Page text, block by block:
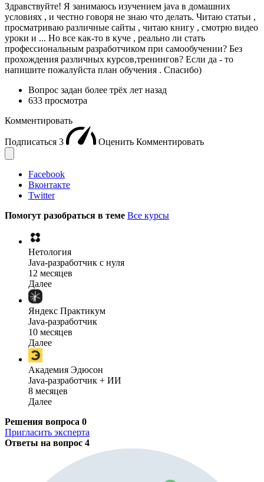
Здравствуйте! Я занимаюсь изучением java в домашних
условиях , и честно говоря не знаю что делать. Читаю статьи ,
просматриваю различные сайты , читаю книгу , смотрю видео
уроки и ... Но все как-то в куче , реально ли стать
профессиональным разработчиком при самообучении? Без
прохождения различных курсов,тренингов? Если да - то
напишите пожалуйста план обучения . Спасибо)
Вопрос задан более трёх лет назад
633 просмотра
Комментировать
Подписаться 3 Оценить Комментировать
Facebook
Вконтакте
Twitter
Помогут разобраться в теме Все курсы
Нетология
Java-разработчик с нуля
12 месяцев
Далее
Яндекс Практикум
Java-разработчик
10 месяцев
Далее
Академия Эдюсон
Java-разработчик + ИИ
8 месяцев
Далее
Решения вопроса 0
Пригласить эксперта
Ответы на вопрос 4